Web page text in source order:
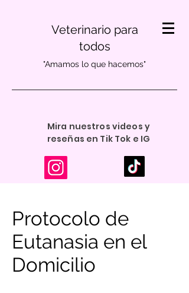
Veterinario para
todos
"Amamos lo que hacemos"
Mira nuestros videos y
reseñas en Tik Tok e IG
Protocolo de
Eutanasia en el
Domicilio